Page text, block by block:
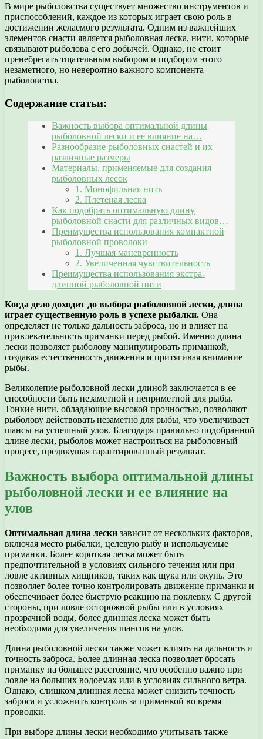
В мире рыболовства существует множество инструментов и
приспособлений, каждое из которых играет свою роль в
достижении желаемого результата. Одним из важнейших
элементов снасти является рыболовная леска, нити, которые
связывают рыболова с его добычей. Однако, не стоит
пренебрегать тщательным выбором и подбором этого
незаметного, но невероятно важного компонента
рыболовства.
Содержание статьи:
Важность выбора оптимальной длины
рыболовной лески и ее влияние на…
Разнообразие рыболовных снастей и их
различные размеры
Материалы, применяемые для создания
рыболовных лесок
1. Монофильная нить
2. Плетеная леска
Как подобрать оптимальную длину
рыболовной снасти для различных видов…
Преимущества использования компактной
рыболовной проволоки
1. Лучшая маневренность
2. Увеличенная чувствительность
Преимущества использования экстра-
длинной рыболовной нити
Когда дело доходит до выбора рыболовной лески, длина
играет существенную роль в успехе рыбалки. Она
определяет не только дальность заброса, но и влияет на
привлекательность приманки перед рыбой. Именно длина
лески позволяет рыболову манипулировать приманкой,
создавая естественность движения и притягивая внимание
рыбы.
Великолепие рыболовной лески длиной заключается в ее
способности быть незаметной и неприметной для рыбы.
Тонкие нити, обладающие высокой прочностью, позволяют
рыболову действовать незаметно для рыбы, что увеличивает
шансы на успешный улов. Благодаря правильно подобранной
длине лески, рыболов может настроиться на рыболовный
процесс, предвкушая гарантированный результат.
Важность выбора оптимальной длины
рыболовной лески и ее влияние на
улов
Оптимальная длина лески зависит от нескольких факторов,
включая место рыбалки, целевую рыбу и используемые
приманки. Более короткая леска может быть
предпочтительной в условиях сильного течения или при
ловле активных хищников, таких как щука или окунь. Это
позволяет более точно контролировать движение приманки и
обеспечивает более быструю реакцию на поклевку. С другой
стороны, при ловле осторожной рыбы или в условиях
прозрачной воды, более длинная леска может быть
необходима для увеличения шансов на улов.
Длина рыболовной лески также может влиять на дальность и
точность заброса. Более длинная леска позволяет бросать
приманку на большее расстояние, что особенно важно при
ловле на больших водоемах или в условиях сильного ветра.
Однако, слишком длинная леска может снизить точность
заброса и усложнить контроль за приманкой во время
проводки.
При выборе длины лески необходимо учитывать также